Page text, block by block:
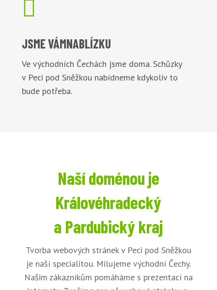

JSME VÁMNABLÍZKU
Ve východních Čechách jsme doma. Schůzky
v Peci pod Sněžkou nabídneme kdykoliv to
bude potřeba.
Naší doménou je
Královéhradecký
a Pardubický kraj
Tvorba webových stránek v Peci pod Sněžkou
je naší specialitou. Milujeme východní Čechy.
Našim zákazníkům pomáháme s prezentací na